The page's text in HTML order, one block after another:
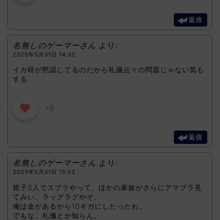
返信
名無しのゲーマーさん より:
2025年5月31日 14:32
イカ研が黙認してるのだから礼儀云々の問題じゃない気も
する
+6
返信
名無しのゲーマーさん より:
2025年5月31日 15:52
親子3人でスプラやって、ほかの家族がさらにアマプラ見
てみい、ラッグラグやぞ。
俺は金があるから10ギガにしたったわ。
でもな、礼儀とか知らん。